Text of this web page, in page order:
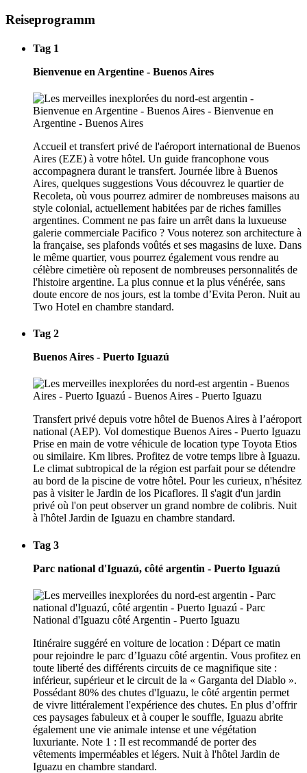
Reiseprogramm
Tag 1
Bienvenue en Argentine - Buenos Aires
Accueil et transfert privé de l'aéroport international de Buenos
Aires (EZE) à votre hôtel. Un guide francophone vous
accompagnera durant le transfert. Journée libre à Buenos
Aires, quelques suggestions Vous découvrez le quartier de
Recoleta, où vous pourrez admirer de nombreuses maisons au
style colonial, actuellement habitées par de riches familles
argentines. Comment ne pas faire un arrêt dans la luxueuse
galerie commerciale Pacifico ? Vous noterez son architecture à
la française, ses plafonds voûtés et ses magasins de luxe. Dans
le même quartier, vous pourrez également vous rendre au
célèbre cimetière où reposent de nombreuses personnalités de
l'histoire argentine. La plus connue et la plus vénérée, sans
doute encore de nos jours, est la tombe d’Evita Peron. Nuit au
Two Hotel en chambre standard.
Tag 2
Buenos Aires - Puerto Iguazú
Transfert privé depuis votre hôtel de Buenos Aires à l’aéroport
national (AEP). Vol domestique Buenos Aires - Puerto Iguazu
Prise en main de votre véhicule de location type Toyota Etios
ou similaire. Km libres. Profitez de votre temps libre à Iguazu.
Le climat subtropical de la région est parfait pour se détendre
au bord de la piscine de votre hôtel. Pour les curieux, n'hésitez
pas à visiter le Jardin de los Picaflores. Il s'agit d'un jardin
privé où l'on peut observer un grand nombre de colibris. Nuit
à l'hôtel Jardin de Iguazu en chambre standard.
Tag 3
Parc national d'Iguazú, côté argentin - Puerto Iguazú
Itinéraire suggéré en voiture de location : Départ ce matin
pour rejoindre le parc d’Iguazu côté argentin. Vous profitez en
toute liberté des différents circuits de ce magnifique site :
inférieur, supérieur et le circuit de la « Garganta del Diablo ».
Possédant 80% des chutes d'Iguazu, le côté argentin permet
de vivre littéralement l'expérience des chutes. En plus d’offrir
ces paysages fabuleux et à couper le souffle, Iguazu abrite
également une vie animale intense et une végétation
luxuriante. Note 1 : Il est recommandé de porter des
vêtements imperméables et légers. Nuit à l'hôtel Jardin de
Iguazu en chambre standard.